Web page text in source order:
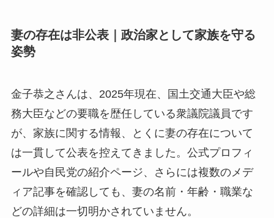
妻の存在は非公表｜政治家として家族を守る
姿勢
金子恭之さんは、2025年現在、国土交通大臣や総
務大臣などの要職を歴任している衆議院議員です
が、家族に関する情報、とくに妻の存在について
は一貫して公表を控えてきました。公式プロフィ
ールや自民党の紹介ページ、さらには複数のメデ
ィア記事を確認しても、妻の名前・年齢・職業な
どの詳細は一切明かされていません。